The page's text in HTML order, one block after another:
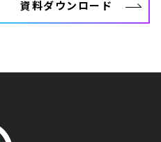
資料ダウンロード